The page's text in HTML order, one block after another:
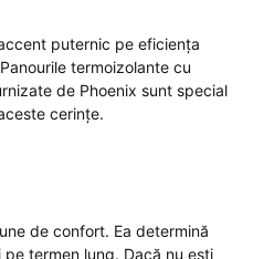
puternic pe eficiența
termoizolante cu
de Phoenix sunt special
cerințe.
de confort. Ea determină
termen lung. Dacă nu ești